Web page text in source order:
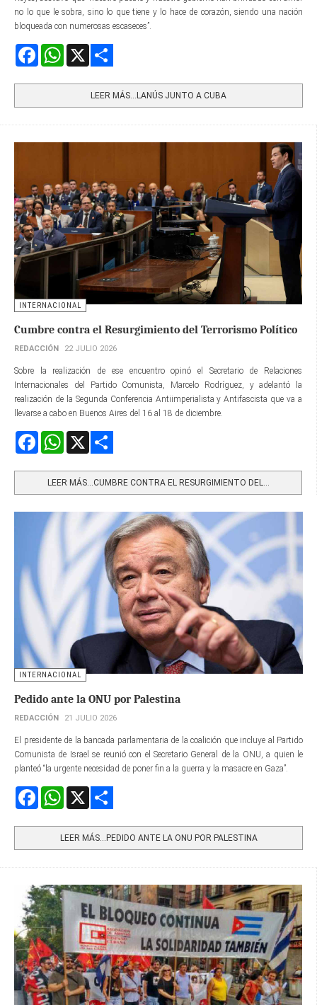
no lo que le sobra, sino lo que tiene y lo hace de corazón, siendo una nación
bloqueada con numerosas escaseces”.
FacebookWhatsApp
LEER MÁS…LANÚS JUNTO A CUBA
INTERNACIONAL
Cumbre contra el Resurgimiento del Terrorismo Político
REDACCIÓN 22 JULIO 2026
Sobre la realización de ese encuentro opinó el Secretario de Relaciones
Internacionales del Partido Comunista, Marcelo Rodríguez, y adelantó la
realización de la Segunda Conferencia Antiimperialista y Antifascista que va a
llevarse a cabo en Buenos Aires del 16 al 18 de diciembre.
FacebookWhatsApp
LEER MÁS…CUMBRE CONTRA EL RESURGIMIENTO DEL...
INTERNACIONAL
Pedido ante la ONU por Palestina
REDACCIÓN 21 JULIO 2026
El presidente de la bancada parlamentaria de la coalición que incluye al Partido
Comunista de Israel se reunió con el Secretario General de la ONU, a quien le
planteó “la urgente necesidad de poner fin a la guerra y la masacre en Gaza”.
FacebookWhatsApp
LEER MÁS…PEDIDO ANTE LA ONU POR PALESTINA